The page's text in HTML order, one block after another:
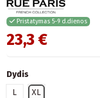
Pristatymas 5-9 d.dienos
23,3 €
Dydis
L
XL